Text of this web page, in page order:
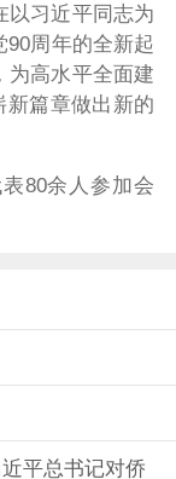
以习近平同志为
90周年的全新起
为高水平全面建
新篇章做出新的
80余人参加会
平总书记对侨